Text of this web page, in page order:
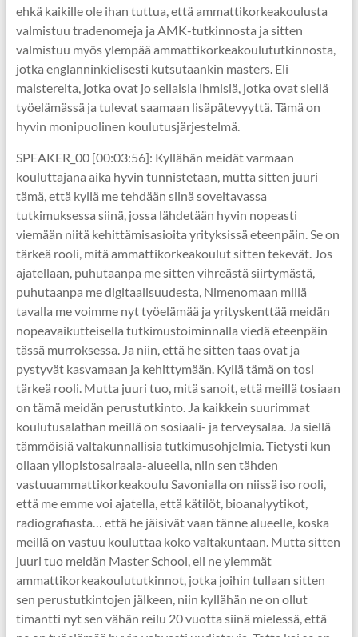
ehkä kaikille ole ihan tuttua, että ammattikorkeakoulusta
valmistuu tradenomeja ja AMK-tutkinnosta ja sitten
valmistuu myös ylempää ammattikorkeakoulututkinnosta,
jotka englanninkielisesti kutsutaankin masters. Eli
maistereita, jotka ovat jo sellaisia ihmisiä, jotka ovat siellä
työelämässä ja tulevat saamaan lisäpätevyyttä. Tämä on
hyvin monipuolinen koulutusjärjestelmä.
SPEAKER_00 [00:03:56]: Kyllähän meidät varmaan
kouluttajana aika hyvin tunnistetaan, mutta sitten juuri
tämä, että kyllä me tehdään siinä soveltavassa
tutkimuksessa siinä, jossa lähdetään hyvin nopeasti
viemään niitä kehittämisasioita yrityksissä eteenpäin. Se on
tärkeä rooli, mitä ammattikorkeakoulut sitten tekevät. Jos
ajatellaan, puhutaanpa me sitten vihreästä siirtymästä,
puhutaanpa me digitaalisuudesta, Nimenomaan millä
tavalla me voimme nyt työelämää ja yrityskenttää meidän
nopeavaikutteisella tutkimustoiminnalla viedä eteenpäin
tässä murroksessa. Ja niin, että he sitten taas ovat ja
pystyvät kasvamaan ja kehittymään. Kyllä tämä on tosi
tärkeä rooli. Mutta juuri tuo, mitä sanoit, että meillä tosiaan
on tämä meidän perustutkinto. Ja kaikkein suurimmat
koulutusalathan meillä on sosiaali- ja terveysalaa. Ja siellä
tämmöisiä valtakunnallisia tutkimusohjelmia. Tietysti kun
ollaan yliopistosairaala-alueella, niin sen tähden
vastuuammattikorkeakoulu Savonialla on niissä iso rooli,
että me emme voi ajatella, että kätilöt, bioanalyytikot,
radiografiasta… että he jäisivät vaan tänne alueelle, koska
meillä on vastuu kouluttaa koko valtakuntaan. Mutta sitten
juuri tuo meidän Master School, eli ne ylemmät
ammattikorkeakoulututkinnot, jotka joihin tullaan sitten
sen perustutkintojen jälkeen, niin kyllähän ne on ollut
timantti nyt sen vähän reilu 20 vuotta siinä mielessä, että